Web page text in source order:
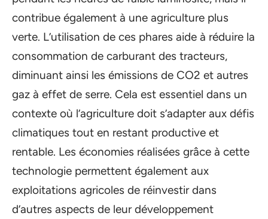
contribue également à une agriculture plus
verte. L’utilisation de ces phares aide à réduire la
consommation de carburant des tracteurs,
diminuant ainsi les émissions de CO2 et autres
gaz à effet de serre. Cela est essentiel dans un
contexte où l’agriculture doit s’adapter aux défis
climatiques tout en restant productive et
rentable. Les économies réalisées grâce à cette
technologie permettent également aux
exploitations agricoles de réinvestir dans
d’autres aspects de leur développement